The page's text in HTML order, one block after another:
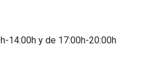
14:00h y de 17:00h-20:00h